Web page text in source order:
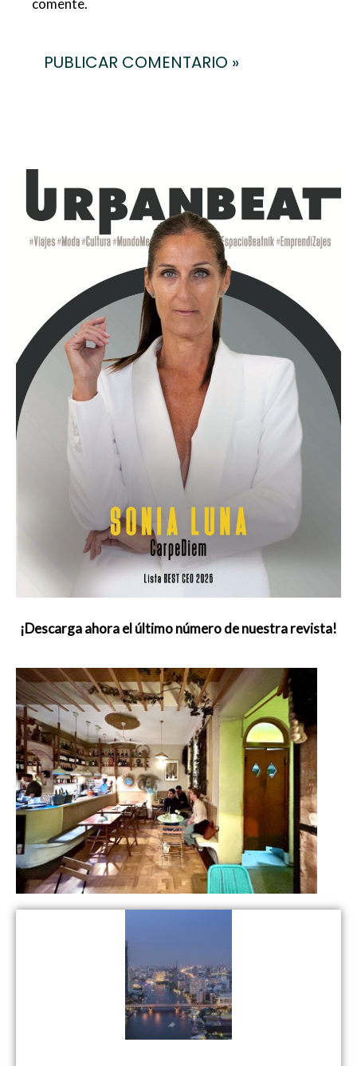
comente.
¡Descarga ahora el último número de nuestra revista!